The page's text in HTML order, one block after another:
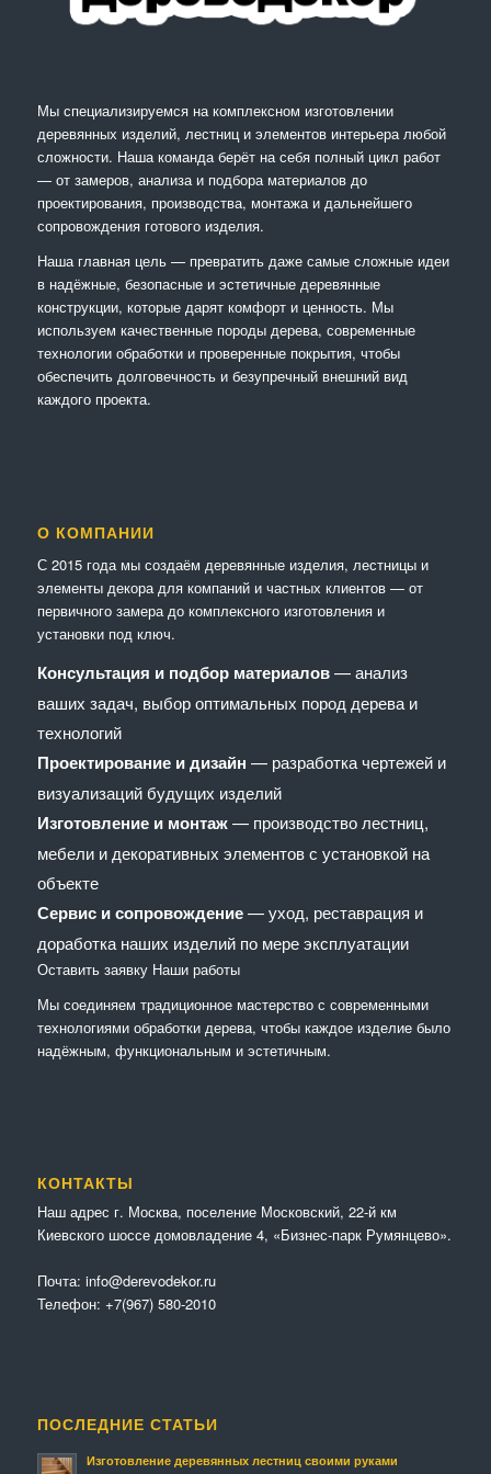
Мы специализируемся на комплексном изготовлении
деревянных изделий, лестниц и элементов интерьера любой
сложности. Наша команда берёт на себя полный цикл работ
— от замеров, анализа и подбора материалов до
проектирования, производства, монтажа и дальнейшего
сопровождения готового изделия.
Наша главная цель — превратить даже самые сложные идеи
в надёжные, безопасные и эстетичные деревянные
конструкции, которые дарят комфорт и ценность. Мы
используем качественные породы дерева, современные
технологии обработки и проверенные покрытия, чтобы
обеспечить долговечность и безупречный внешний вид
каждого проекта.
О КОМПАНИИ
С 2015 года мы создаём деревянные изделия, лестницы и
элементы декора для компаний и частных клиентов — от
первичного замера до комплексного изготовления и
установки под ключ.
Консультация и подбор материалов— анализ
ваших задач, выбор оптимальных пород дерева и
технологий
Проектирование и дизайн — разработка чертежей и
визуализаций будущих изделий
Изготовление и монтаж— производство лестниц,
мебели и декоративных элементов с установкой на
объекте
Сервис и сопровождение— уход, реставрация и
доработка наших изделий по мере эксплуатации
Оставить заявку Наши работы
Мы соединяем традиционное мастерство с современными
технологиями обработки дерева, чтобы каждое изделие было
надёжным, функциональным и эстетичным.
КОНТАКТЫ
Наш адрес г. Москва, поселение Московский, 22-й км
Киевского шоссе домовладение 4, «Бизнес-парк Румянцево».
Почта: info@derevodekor.ru
Телефон: +7(967) 580-2010
ПОСЛЕДНИЕ СТАТЬИ
Изготовление деревянных лестниц своими руками